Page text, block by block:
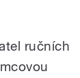
ručních